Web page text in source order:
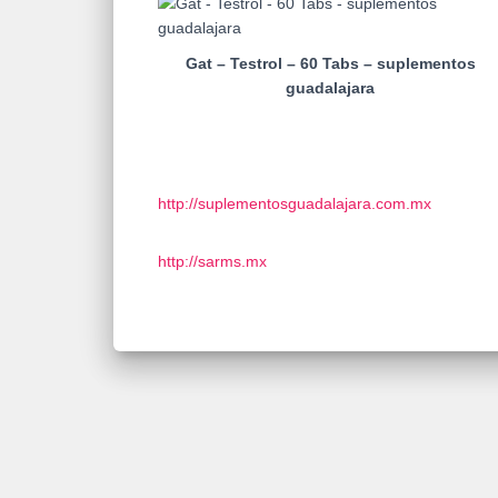
Gat – Testrol – 60 Tabs – suplementos
guadalajara
http://suplementosguadalajara.com.mx
http://sarms.mx